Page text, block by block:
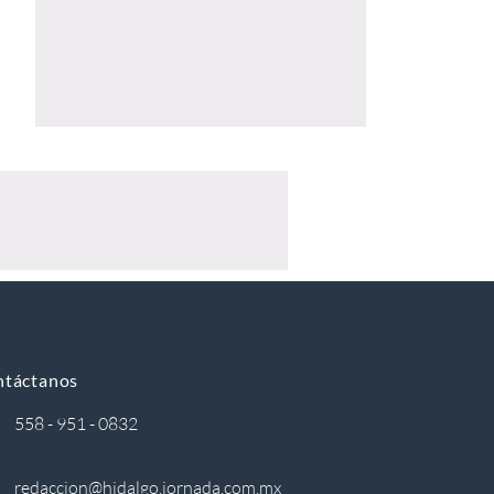
558 - 951 - 0832
redaccion@hidalgo.jornada.com.mx